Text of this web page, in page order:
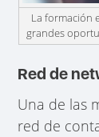
La formación
grandes
Red de
Una de las
red de